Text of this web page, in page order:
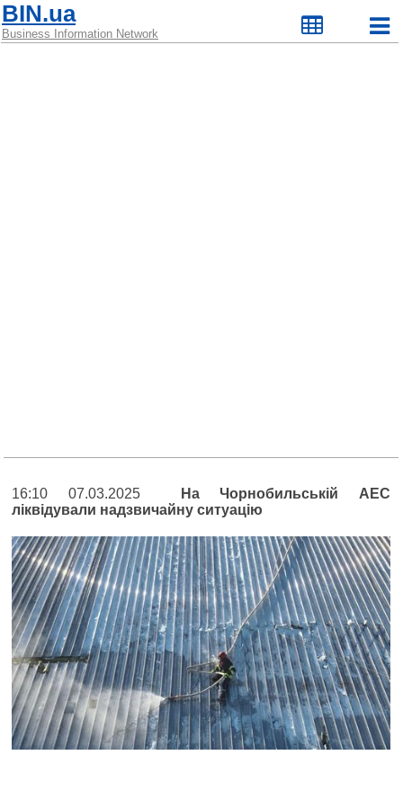
BIN.ua
Business Information Network
16:10 07.03.2025
На Чорнобильській АЕС
ліквідували надзвичайну ситуацію